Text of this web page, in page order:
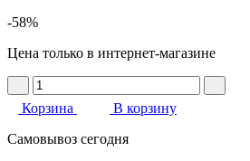
-58%
Цена только в интернет-магазине
Корзина
В корзину
Самовывоз сегодня